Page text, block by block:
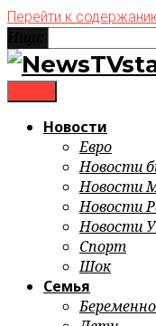
Перейти к
Новости
Евро
Новости
Новости
Новости
Новости
Спорт
Шок
Семья